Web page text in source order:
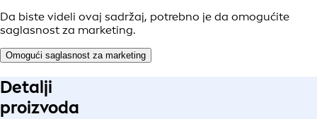
Da biste videli ovaj sadržaj, potrebno je da omogućite
saglasnost za marketing.
Omogući saglasnost za marketing
Detalji
proizvoda